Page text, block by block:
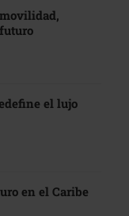
el lujo
en el Caribe